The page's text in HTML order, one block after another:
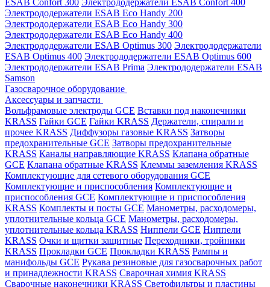
ESAB Confort 300 Электрододержатели ESAB Confort 400
Электрододержатели ESAB Eco Handy 200
Электрододержатели ESAB Eco Handy 300
Электрододержатели ESAB Eco Handy 400
Электрододержатели ESAB Optimus 300 Электрододержатели
ESAB Optimus 400 Электрододержатели ESAB Optimus 600
Электрододержатели ESAB Prima Электрододержатели ESAB
Samson
Газосварочное оборудование
Аксессуары и запчасти
Вольфрамовые электроды GCE Вставки под наконечники
KRASS Гайки GCE Гайки KRASS Держатели, спирали и
прочее KRASS Диффузоры газовые KRASS Затворы
предохранительные GCE Затворы предохранительные
KRASS Каналы направляющие KRASS Клапана обратные
GCE Клапана обратные KRASS Клеммы заземления KRASS
Комплектующие для сетевого оборудования GCE
Комплектующие и приспособления Комплектующие и
приспособления GCE Комплектующие и приспособления
KRASS Комплекты и посты GCE Манометры, расходомеры,
уплотнительные кольца GCE Манометры, расходомеры,
уплотнительные кольца KRASS Ниппели GCE Ниппели
KRASS Очки и щитки защитные Переходники, тройники
KRASS Прокладки GCE Прокладки KRASS Рампы и
манифольды GCE Рукава резиновые для газосварочных работ
и принадлежности KRASS Сварочная химия KRASS
Сварочные наконечники KRASS Светофильтры и пластины